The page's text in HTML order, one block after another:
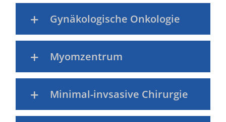
Gynäkologische Onkologie
Myomzentrum
Minimal-invsasive Chirurgie